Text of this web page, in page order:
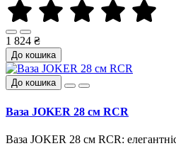
1 824 ₴
До кошика
До кошика
Ваза JOKER 28 см RCR
Ваза JOKER 28 см RCR: